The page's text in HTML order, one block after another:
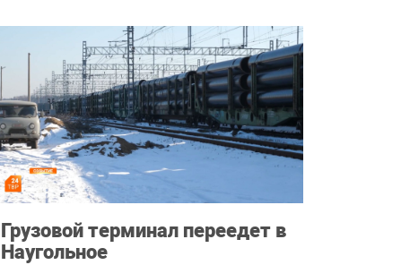
Грузовой терминал переедет в
Наугольное